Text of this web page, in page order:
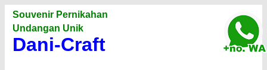
Souvenir Pernikahan
Undangan Unik
Dani-Craft